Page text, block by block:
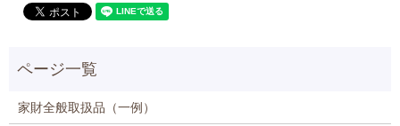
家財全般取扱品（一例）